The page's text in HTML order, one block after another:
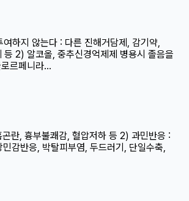
하지 않는다 : 다른 진해거담제, 감기약,
등 2) 알코올, 중추신경억제제 병용시 졸음을
르페니라…
란, 흉부불쾌감, 혈압저하 등 2) 과민반응 :
감반응, 박탈피부염, 두드러기, 단일수축,